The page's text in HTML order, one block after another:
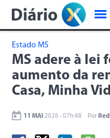
Estado MS
MS adere à lei
aumento da
Casa, Minha
11 MAI 2026 - 07h:48 Por